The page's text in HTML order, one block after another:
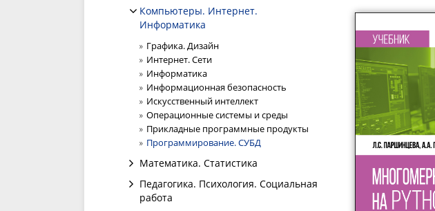
Компьютеры. Интернет.
Информатика
Графика. Дизайн
Интернет. Сети
Информатика
Информационная безопасность
Искусственный интеллект
Операционные системы и среды
Прикладные программные продукты
Программирование. СУБД
Математика. Статистика
Педагогика. Психология. Социальная
работа